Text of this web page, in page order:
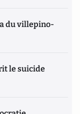
du villepino-
le suicide